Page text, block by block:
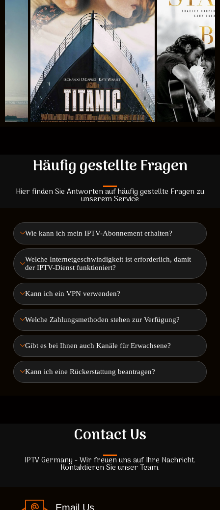
Häufig gestellte Fragen
Hier finden Sie Antworten auf häufig gestellte Fragen zu
unserem Service
Wie kann ich mein IPTV-Abonnement erhalten?
Welche Internetgeschwindigkeit ist erforderlich, damit
der IPTV-Dienst funktioniert?
Kann ich ein VPN verwenden?
Welche Zahlungsmethoden stehen zur Verfügung?
Gibt es bei Ihnen auch Kanäle für Erwachsene?
Kann ich eine Rückerstattung beantragen?
Contact Us
IPTV Germany - Wir freuen uns auf Ihre Nachricht.
Kontaktieren Sie unser Team.
Email Us